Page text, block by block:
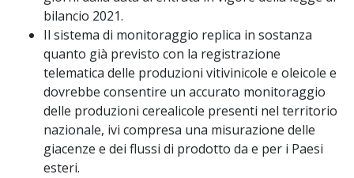
bilancio 2021.
Il sistema di monitoraggio replica in sostanza
quanto già previsto con la registrazione
telematica delle produzioni vitivinicole e oleicole e
dovrebbe consentire un accurato monitoraggio
delle produzioni cerealicole presenti nel territorio
nazionale, ivi compresa una misurazione delle
giacenze e dei flussi di prodotto da e per i Paesi
esteri.